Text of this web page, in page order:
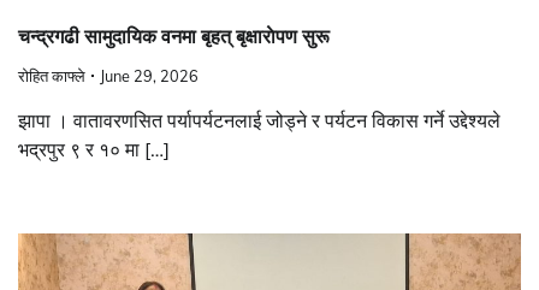
चन्द्रगढी सामुदायिक वनमा बृहत् बृक्षाराेपण सुरू
रोहित काफ्ले June 29, 2026
झापा । वातावरणसित पर्यापर्यटनलाई जोड्ने र पर्यटन विकास गर्ने उद्देश्यले
भद्रपुर ९ र १० मा […]